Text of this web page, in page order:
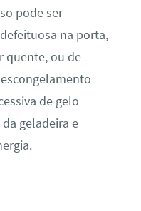
pode ser
na porta,
quente, ou de
de gelo
geladeira e